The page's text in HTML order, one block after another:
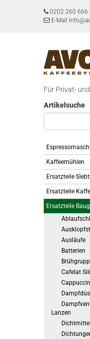
0202 260 666
E-Mail
Für Privat-
Artikelsuche
Kaffeemühlen
Ersatzteile
Ersatzteile
Ersatzteile
Ausläufe
Batterien
Cafelat
Lanzen
Dichtmittel